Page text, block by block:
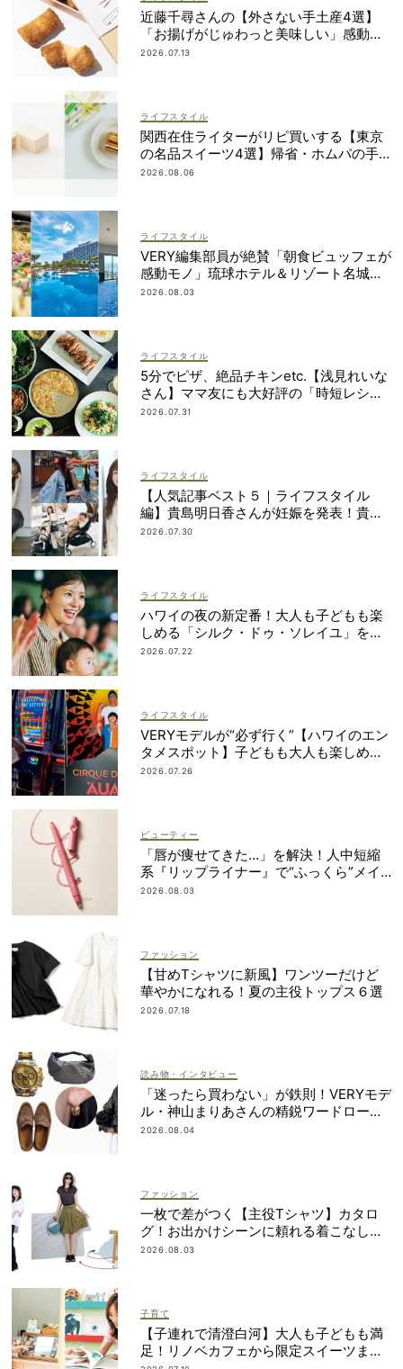
近藤千尋さんの【外さない手土産4選】
「お揚げがじゅわっと美味しい」感動も
のの逸品とは？
2026.07.13
ライフスタイル
関西在住ライターがリピ買いする【東京
の名品スイーツ4選】帰省・ホムパの手
土産に
2026.08.06
ライフスタイル
VERY編集部員が絶賛「朝食ビュッフェが
感動モノ」琉球ホテル＆リゾート名城ビ
ーチは雨でも遊び尽くせる！
2026.08.03
ライフスタイル
5分でピザ、絶品チキンetc.【浅見れいな
さん】ママ友にも大好評の「時短レシ
ピ」４選
2026.07.31
ライフスタイル
【人気記事ベスト５｜ライフスタイル
編】貴島明日香さんが妊娠を発表！貴重
なインタビュー記事が続々
2026.07.30
ライフスタイル
ハワイの夜の新定番！大人も子どもも楽
しめる「シルク・ドゥ・ソレイユ」を体
験
2026.07.22
ライフスタイル
VERYモデルが“必ず行く”【ハワイのエン
タメスポット】子どもも大人も楽しめる
ものって？
2026.07.26
ビューティー
「唇が痩せてきた…」を解決！人中短縮
系『リップライナー』で“ふっくら”メイ
ク
2026.08.03
ファッション
【甘めTシャツに新風】ワンツーだけど
華やかになれる！夏の主役トップス６選
2026.07.18
読み物・インタビュー
「迷ったら買わない」が鉄則！VERYモデ
ル・神山まりあさんの精鋭ワードローブ1
2選
2026.08.04
ファッション
一枚で差がつく【主役Tシャツ】カタロ
グ！お出かけシーンに頼れる着こなし実
例も
2026.08.03
子育て
【子連れで清澄白河】大人も子どもも満
足！リノベカフェから限定スイーツまで